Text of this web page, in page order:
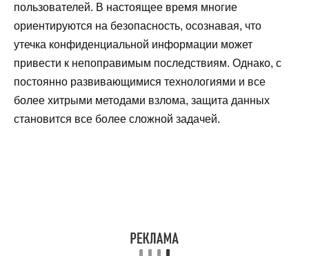
пользователей. В настоящее время многие
ориентируются на безопасность, осознавая, что
утечка конфиденциальной информации может
привести к непоправимым последствиям. Однако, с
постоянно развивающимися технологиями и все
более хитрыми методами взлома, защита данных
становится все более сложной задачей.